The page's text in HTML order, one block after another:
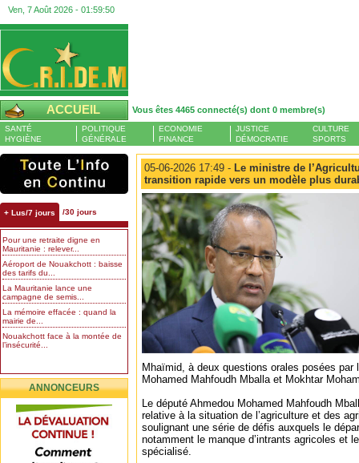
Ven, 7 Août 2026 - 01:59:51
ACCUEIL Vous êtes 4465 connecté(s) dont 0 membre(s)
SANTÉ
HYGIÈNE
POLITIQUE
GÉNÉRALE
ECONOMIE
FINANCE
JUSTICE
DÉMOCRATIE
CULTURE
SPORTS
+ Lus/7 jours /30 jours
Pour une retraite digne en
Mauritanie : relever...
Aéroport de Nouakchott : baisse
des tarifs du...
La Mauritanie lance une
campagne de semis...
La mémoire effacée : quand la
mairie de...
Nouakchott face à la montée de
l’insécurité...
ANNONCEURS
05-06-2026 17:49 - Le ministre de
transition rapide vers un modèle plus
Mhaïmid, à deux questions orales posées par
Mohamed Mahfoudh Mballa et Mokhtar
Le député Ahmedou Mohamed Mahfoudh
relative à la situation de l’agriculture et des
soulignant une série de défis auxquels le
notamment le manque d’intrants agricoles et
spécialisé.